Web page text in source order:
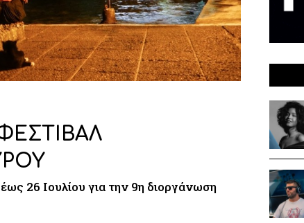
26 Ιουλίου για την 9η διοργάνωση